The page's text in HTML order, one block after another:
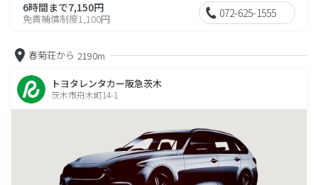
6時間まで7,150円
免責補償制度1,100円 072-625-1555
春菊荘から 2190m
トヨタレンタカー阪急茨木
茨木市舟木町14-1